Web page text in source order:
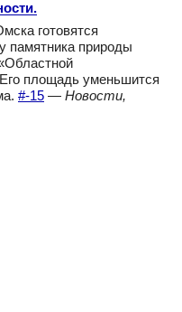
готовятся
памятника природы
площадь уменьшится
#-15 — Новости,